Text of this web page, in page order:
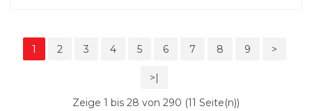
1 2 3 4 5 6 7 8 9 >
>|
Zeige 1 bis 28 von 290 (11 Seite(n))